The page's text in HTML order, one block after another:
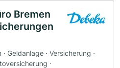
Bremen
Geldanlage · Versicherung ·
·